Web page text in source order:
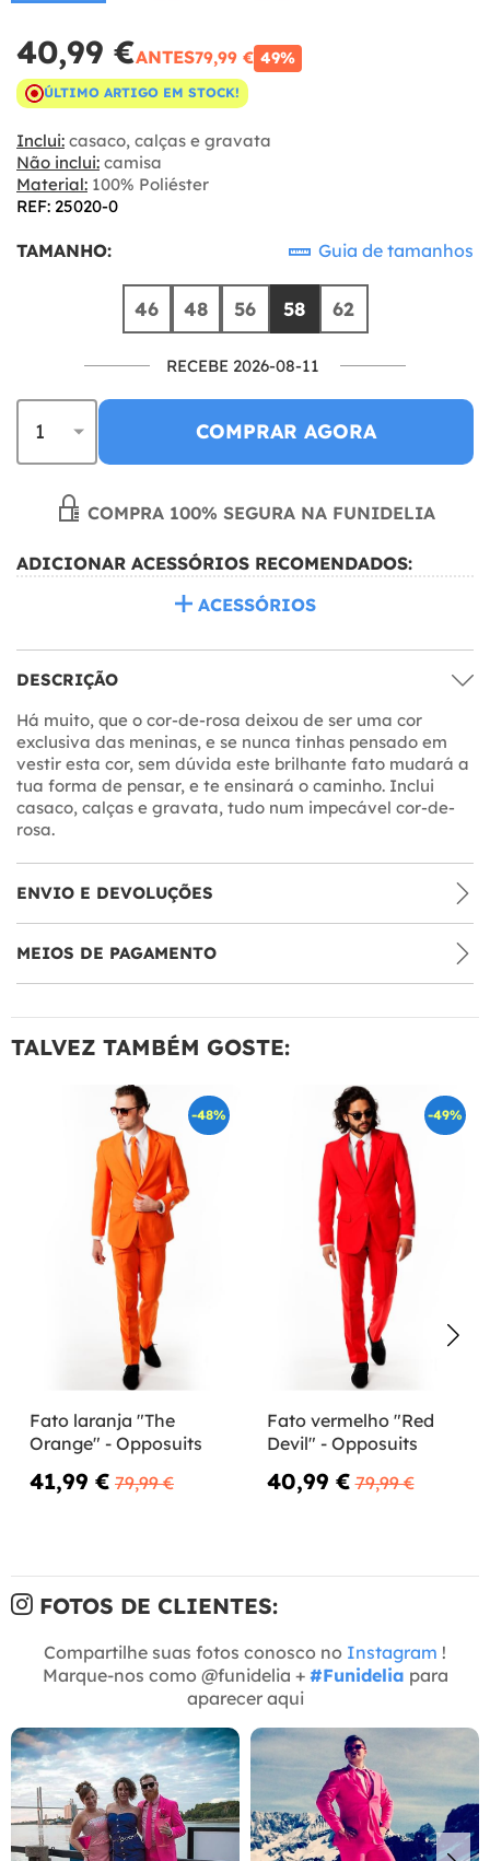
40,99 €ANTES79,99 € 49%
ÚLTIMO ARTIGO EM STOCK!
Inclui: casaco, calças e gravata
Não inclui: camisa
Material: 100% Poliéster
REF: 25020-0
TAMANHO: Guia de tamanhos
46 48 56 58 62
RECEBE 2026-08-11
COMPRAR AGORA
COMPRA 100% SEGURA NA FUNIDELIA
ADICIONAR ACESSÓRIOS RECOMENDADOS:
ACESSÓRIOS
DESCRIÇÃO
Há muito, que o cor-de-rosa deixou de ser uma cor
exclusiva das meninas, e se nunca tinhas pensado em
vestir esta cor, sem dúvida este brilhante fato mudará a
tua forma de pensar, e te ensinará o caminho. Inclui
casaco, calças e gravata, tudo num impecável cor-de-
rosa.
ENVIO E DEVOLUÇÕES
MEIOS DE PAGAMENTO
TALVEZ TAMBÉM GOSTE:
-48%
Fato laranja "The
Orange" - Opposuits
41,99 € 79,99 €
-49%
Fato vermelho "Red
Devil" - Opposuits
40,99 € 79,99 €
FOTOS DE CLIENTES:
Compartilhe suas fotos conosco no Instagram !
Marque-nos como @funidelia + #Funidelia para
aparecer aqui